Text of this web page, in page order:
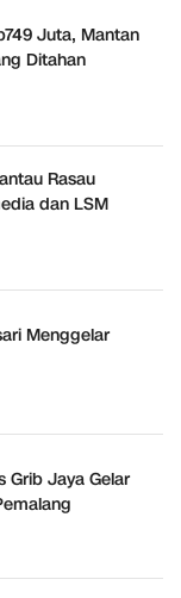
Juta, Mantan
Ditahan
Rasau
dan LSM
Menggelar
Grib Jaya Gelar